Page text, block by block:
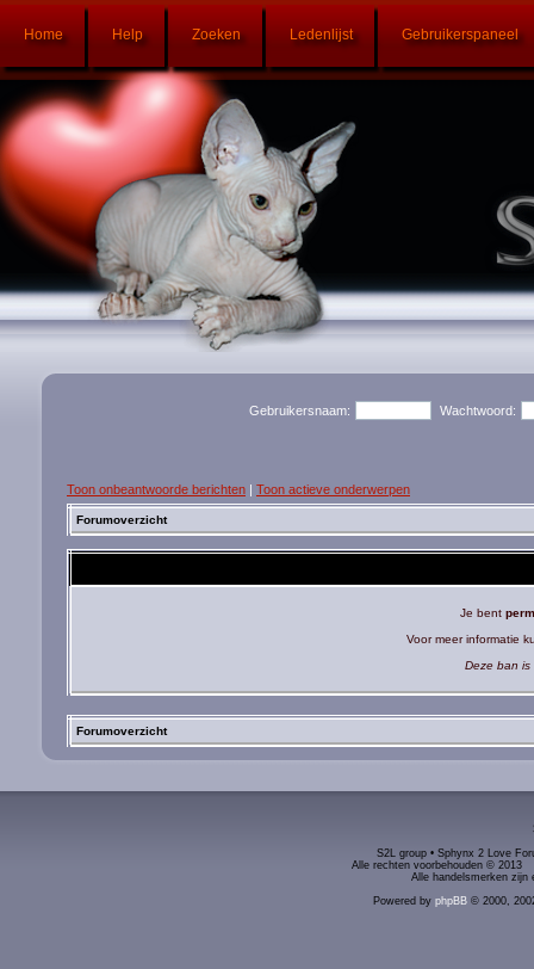
Home Help Zoeken Ledenlijst Gebruikerspaneel
Gebruikersnaam: Wachtwoord:
Toon onbeantwoorde berichten | Toon actieve onderwerpen
Forumoverzicht
Je bent
Voor meer informatie
Deze ban is
Forumoverzicht
S2L group • Sphynx 2 Love
Alle rechten voorbehouden ©
Alle handelsmerken zijn
Powered by phpBB© 2000,